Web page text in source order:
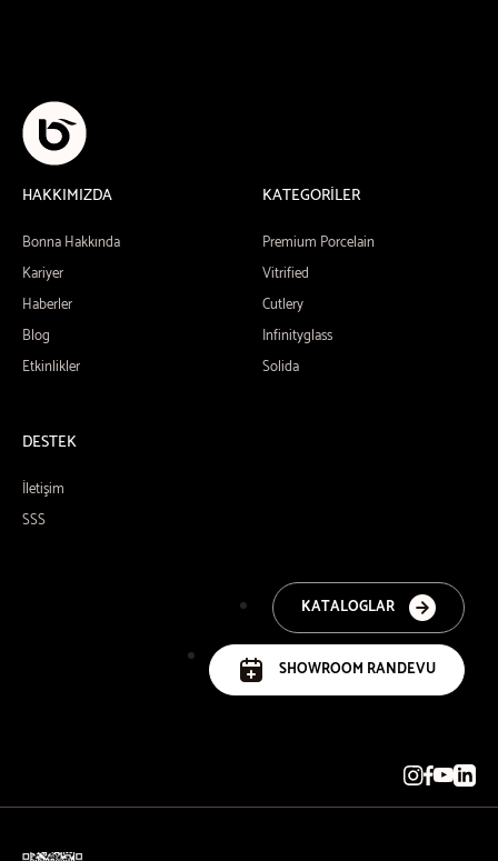
HAKKIMIZDA
Bonna Hakkında
Kariyer
Haberler
Blog
Etkinlikler
KATEGORİLER
Premium Porcelain
Vitrified
Cutlery
Infinityglass
Solida
DESTEK
İletişim
SSS
KATALOGLAR
SHOWROOM RANDEVU